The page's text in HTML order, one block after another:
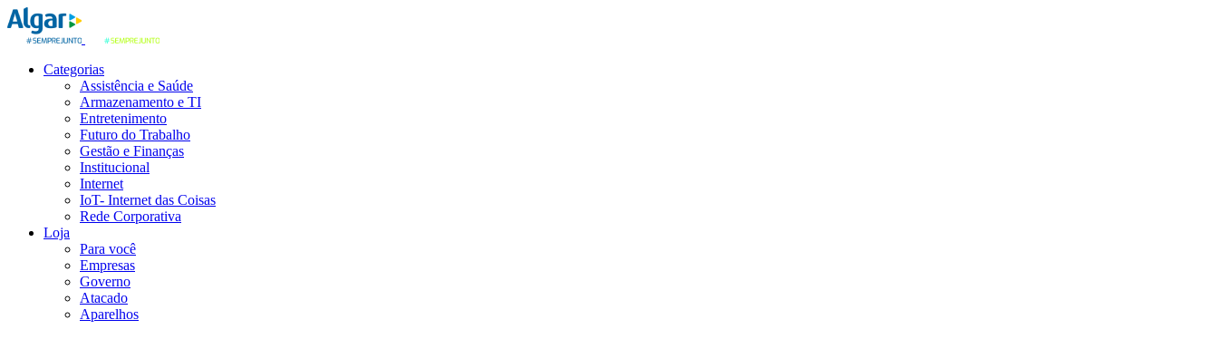
Categorias
Assistência e Saúde
Armazenamento e TI
Entretenimento
Futuro do Trabalho
Gestão e Finanças
Institucional
Internet
IoT- Internet das Coisas
Rede Corporativa
Loja
Para você
Empresas
Governo
Atacado
Aparelhos